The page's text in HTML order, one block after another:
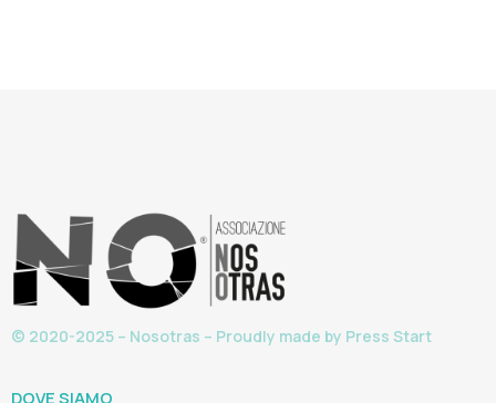
© 2020-2025 – Nosotras – Proudly made by Press Start
DOVE SIAMO